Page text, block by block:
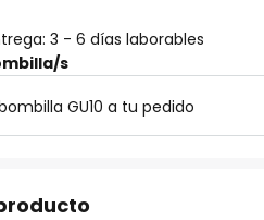
3 - 6 días laborables
s
GU10 a tu pedido